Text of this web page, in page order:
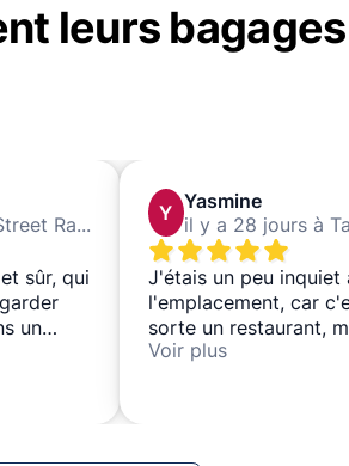
leurs
il y a 23 jours à Tara Street Railway Station
sûr, qui
un
Y Yasmine
J'étais un peu inquiet
l'emplacement, car
sorte un restaurant,
bien passé.
Voir plus